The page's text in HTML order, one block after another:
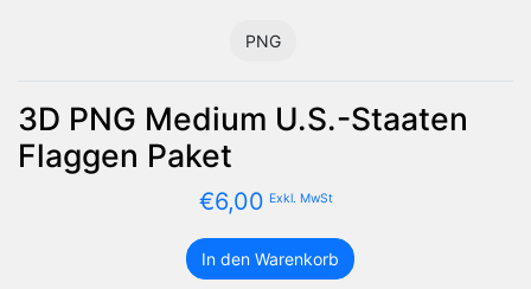
PNG
3D PNG Medium U.S.-Staaten
Flaggen Paket
€6,00 Exkl. MwSt
3D
In den Warenkorb